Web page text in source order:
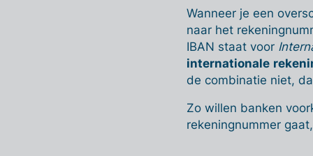
Wanneer je een
naar het
IBAN staat voor
internationale
de combinatie niet,
Zo willen banken
rekeningnummer